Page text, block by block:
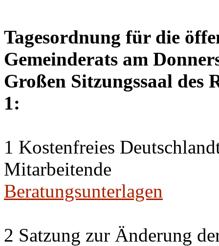
Tagesordnung für die
Gemeinderats am
Großen Sitzungssaal des
1:
1 Kostenfreies
Mitarbeitende
Beratungsunterlagen
2 Satzung zur Änderung